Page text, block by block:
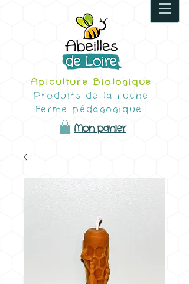
Apiculture Biologique
Produits de la ruche
Ferme pédagogique
Mon panier